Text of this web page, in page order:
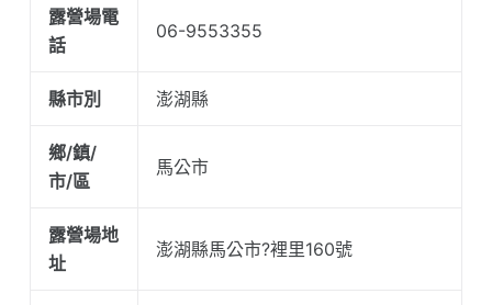
露營場電
話
06-9553355
縣市別 澎湖縣
鄉/鎮/
市/區
馬公市
露營場地
址
澎湖縣馬公市?裡里160號